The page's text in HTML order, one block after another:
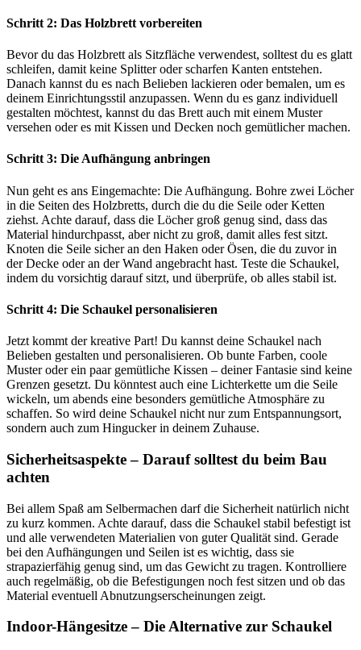
Schritt 2: Das Holzbrett vorbereiten
Bevor du das Holzbrett als Sitzfläche verwendest, solltest du es glatt
schleifen, damit keine Splitter oder scharfen Kanten entstehen.
Danach kannst du es nach Belieben lackieren oder bemalen, um es
deinem Einrichtungsstil anzupassen. Wenn du es ganz individuell
gestalten möchtest, kannst du das Brett auch mit einem Muster
versehen oder es mit Kissen und Decken noch gemütlicher machen.
Schritt 3: Die Aufhängung anbringen
Nun geht es ans Eingemachte: Die Aufhängung. Bohre zwei Löcher
in die Seiten des Holzbretts, durch die du die Seile oder Ketten
ziehst. Achte darauf, dass die Löcher groß genug sind, dass das
Material hindurchpasst, aber nicht zu groß, damit alles fest sitzt.
Knoten die Seile sicher an den Haken oder Ösen, die du zuvor in
der Decke oder an der Wand angebracht hast. Teste die Schaukel,
indem du vorsichtig darauf sitzt, und überprüfe, ob alles stabil ist.
Schritt 4: Die Schaukel personalisieren
Jetzt kommt der kreative Part! Du kannst deine Schaukel nach
Belieben gestalten und personalisieren. Ob bunte Farben, coole
Muster oder ein paar gemütliche Kissen – deiner Fantasie sind keine
Grenzen gesetzt. Du könntest auch eine Lichterkette um die Seile
wickeln, um abends eine besonders gemütliche Atmosphäre zu
schaffen. So wird deine Schaukel nicht nur zum Entspannungsort,
sondern auch zum Hingucker in deinem Zuhause.
Sicherheitsaspekte – Darauf solltest du beim Bau
achten
Bei allem Spaß am Selbermachen darf die Sicherheit natürlich nicht
zu kurz kommen. Achte darauf, dass die Schaukel stabil befestigt ist
und alle verwendeten Materialien von guter Qualität sind. Gerade
bei den Aufhängungen und Seilen ist es wichtig, dass sie
strapazierfähig genug sind, um das Gewicht zu tragen. Kontrolliere
auch regelmäßig, ob die Befestigungen noch fest sitzen und ob das
Material eventuell Abnutzungserscheinungen zeigt.
Indoor-Hängesitze – Die Alternative zur Schaukel